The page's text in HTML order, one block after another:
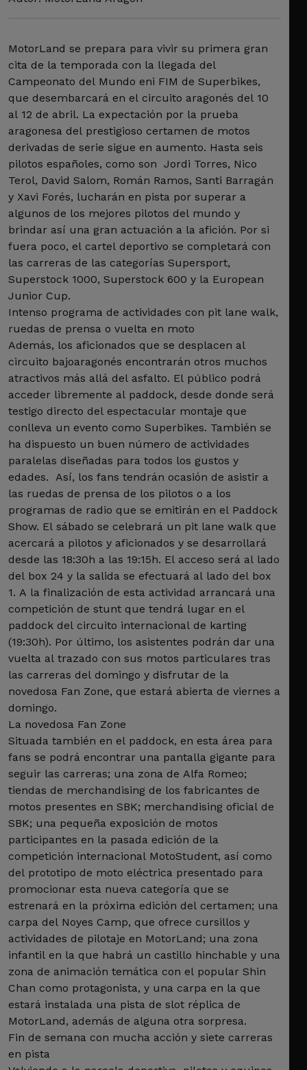
MotorLand se prepara para vivir su primera gran
cita de la temporada con la llegada del
Campeonato del Mundo eni FIM de Superbikes,
que desembarcará en el circuito aragonés del 10
al 12 de abril. La expectación por la prueba
aragonesa del prestigioso certamen de motos
derivadas de serie sigue en aumento. Hasta seis
pilotos españoles, como son Jordi Torres, Nico
Terol, David Salom, Román Ramos, Santi Barragán
y Xavi Forés, lucharán en pista por superar a
algunos de los mejores pilotos del mundo y
brindar así una gran actuación a la afición. Por si
fuera poco, el cartel deportivo se completará con
las carreras de las categorías Supersport,
Superstock 1000, Superstock 600 y la European
Junior Cup.
Intenso programa de actividades con pit lane walk,
ruedas de prensa o vuelta en moto
Además, los aficionados que se desplacen al
circuito bajoaragonés encontrarán otros muchos
atractivos más allá del asfalto. El público podrá
acceder libremente al paddock, desde donde será
testigo directo del espectacular montaje que
conlleva un evento como Superbikes. También se
ha dispuesto un buen número de actividades
paralelas diseñadas para todos los gustos y
edades. Así, los fans tendrán ocasión de asistir a
las ruedas de prensa de los pilotos o a los
programas de radio que se emitirán en el Paddock
Show. El sábado se celebrará un pit lane walk que
acercará a pilotos y aficionados y se desarrollará
desde las 18:30h a las 19:15h. El acceso será al lado
del box 24 y la salida se efectuará al lado del box
1. A la finalización de esta actividad arrancará una
competición de stunt que tendrá lugar en el
paddock del circuito internacional de karting
(19:30h). Por último, los asistentes podrán dar una
vuelta al trazado con sus motos particulares tras
las carreras del domingo y disfrutar de la
novedosa Fan Zone, que estará abierta de viernes a
domingo.
La novedosa Fan Zone
Situada también en el paddock, en esta área para
fans se podrá encontrar una pantalla gigante para
seguir las carreras; una zona de Alfa Romeo;
tiendas de merchandising de los fabricantes de
motos presentes en SBK; merchandising oficial de
SBK; una pequeña exposición de motos
participantes en la pasada edición de la
competición internacional MotoStudent, así como
del prototipo de moto eléctrica presentado para
promocionar esta nueva categoría que se
estrenará en la próxima edición del certamen; una
carpa del Noyes Camp, que ofrece cursillos y
actividades de pilotaje en MotorLand; una zona
infantil en la que habrá un castillo hinchable y una
zona de animación temática con el popular Shin
Chan como protagonista, y una carpa en la que
estará instalada una pista de slot réplica de
MotorLand, además de alguna otra sorpresa.
Fin de semana con mucha acción y siete carreras
en pista